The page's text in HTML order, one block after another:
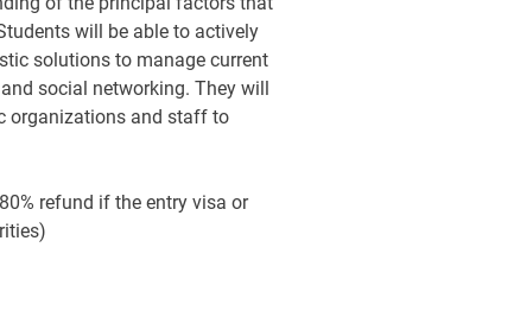
will be able to actively
solutions to manage current
social networking. They will
organizations and staff to
refund if the entry visa or